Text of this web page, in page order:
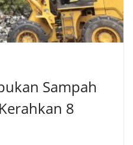
Sampah
8